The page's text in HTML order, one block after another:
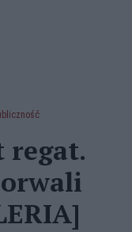
regat.